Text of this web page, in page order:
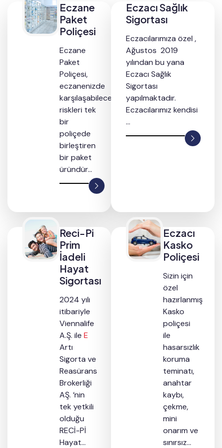
Eczane
Paket
Poliçesi
Eczane
Paket
Poliçesi,
eczanenizde
karşılaşabileceğiniz
riskleri tek
bir
poliçede
birleştiren
bir paket
üründür...
Eczacı Sağlık
Sigortası
Eczacılarımıza özel ,
Ağustos 2019
yılından bu yana
Eczacı Sağlık
Sigortası
yapılmaktadır.
Eczacılarımız kendisi
...
Reci-Pi
Prim
İadeli
Hayat
Sigortası
2024 yılı
itibariyle
Viennalife
A.Ş. ile E
Artı
Sigorta ve
Reasürans
Brokerliği
AŞ. ‘nin
tek yetkili
olduğu
RECİ-Pİ
Hayat...
Eczacı
Kasko
Poliçesi
Sizin için
özel
hazırlanmış
Kasko
poliçesi
ile
hasarsızlık
koruma
teminatı,
anahtar
kaybı,
çekme,
mini
onarım ve
sınırsız...